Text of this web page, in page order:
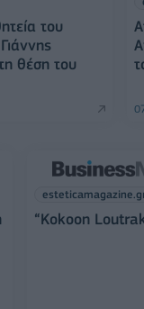
του
θέση του
“Kokoon